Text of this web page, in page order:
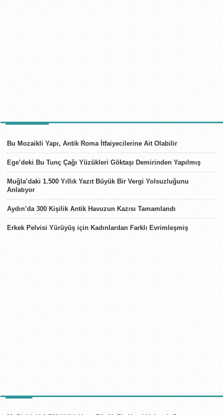
Bu Mozaikli Yapı, Antik Roma İtfaiyecilerine Ait Olabilir
Ege’deki Bu Tunç Çağı Yüzükleri Göktaşı Demirinden Yapılmış
Muğla’daki 1.500 Yıllık Yazıt Büyük Bir Vergi Yolsuzluğunu
Anlatıyor
Aydın’da 300 Kişilik Antik Havuzun Kazısı Tamamlandı
Erkek Pelvisi Yürüyüş için Kadınlardan Farklı Evrimleşmiş